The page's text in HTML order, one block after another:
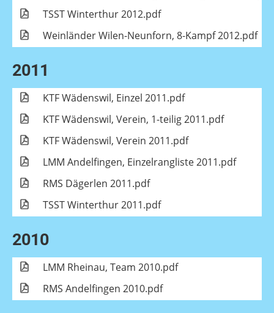
TSST Winterthur 2012.pdf
Weinländer Wilen-Neunforn, 8-Kampf 2012.pdf
2011
KTF Wädenswil, Einzel 2011.pdf
KTF Wädenswil, Verein, 1-teilig 2011.pdf
KTF Wädenswil, Verein 2011.pdf
LMM Andelfingen, Einzelrangliste 2011.pdf
RMS Dägerlen 2011.pdf
TSST Winterthur 2011.pdf
2010
LMM Rheinau, Team 2010.pdf
RMS Andelfingen 2010.pdf